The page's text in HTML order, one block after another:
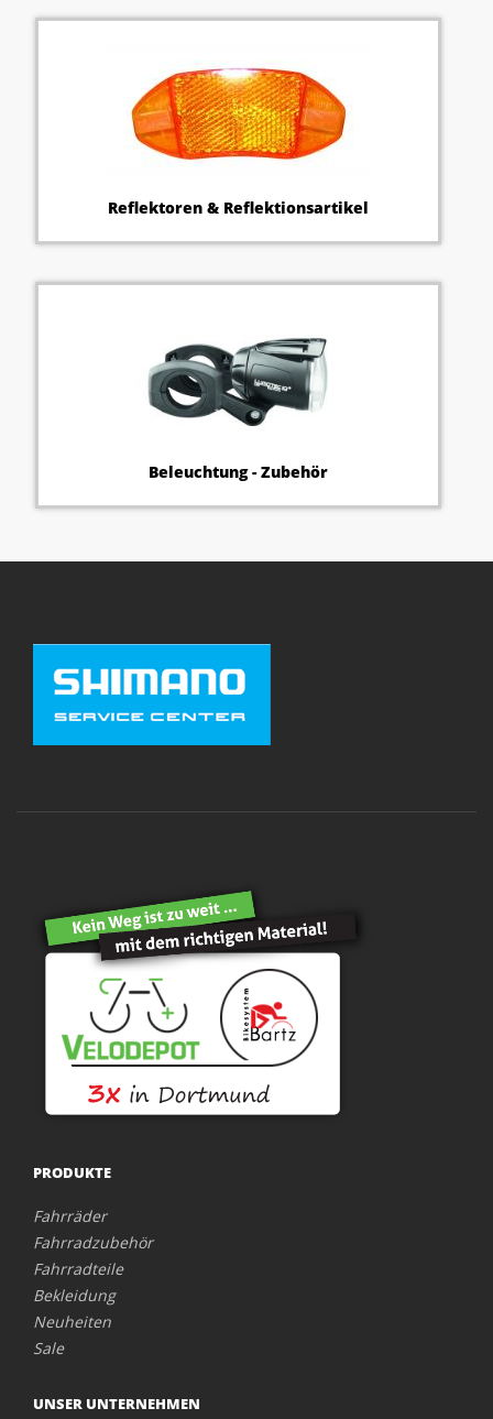
Reflektoren & Reflektionsartikel
Beleuchtung - Zubehör
PRODUKTE
Fahrräder
Fahrradzubehör
Fahrradteile
Bekleidung
Neuheiten
Sale
UNSER UNTERNEHMEN